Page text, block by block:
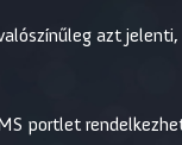
azt
portlet